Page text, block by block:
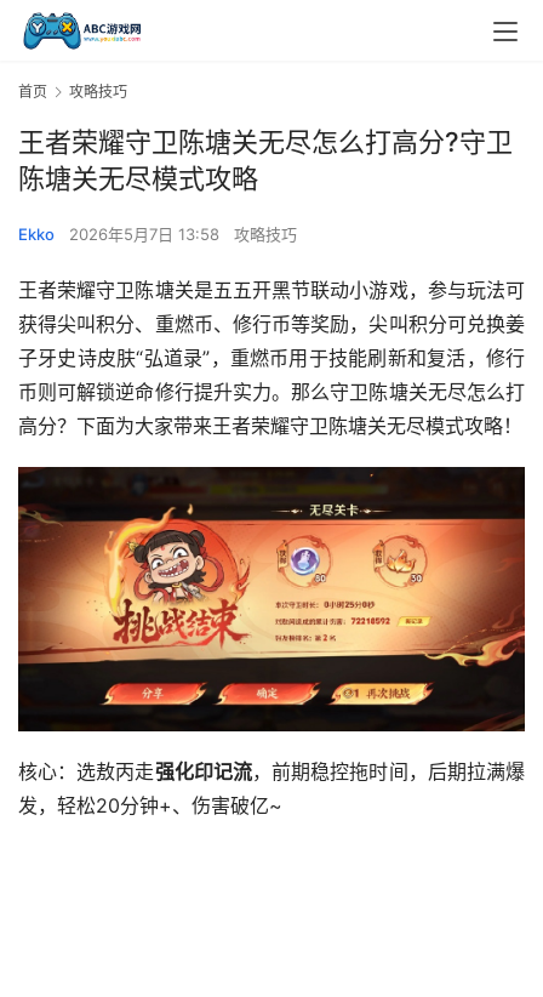
首页 攻略技巧
王者荣耀守卫陈塘关无尽怎么打高分?守卫
陈塘关无尽模式攻略
Ekko 2026年5月7日 13:58 攻略技巧
王者荣耀守卫陈塘关是五五开黑节联动小游戏，参与玩法可
获得尖叫积分、重燃币、修行币等奖励，尖叫积分可兑换姜
子牙史诗皮肤“弘道录”，重燃币用于技能刷新和复活，修行
币则可解锁逆命修行提升实力。那么守卫陈塘关无尽怎么打
高分？下面为大家带来王者荣耀守卫陈塘关无尽模式攻略！
核心：选敖丙走强化印记流，前期稳控拖时间，后期拉满爆
发，轻松20分钟+、伤害破亿~